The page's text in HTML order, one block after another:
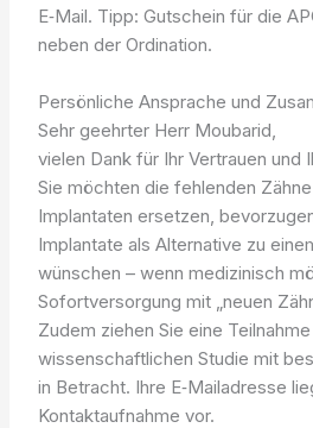
E‑Mail. Tipp: Gutschein für die
neben der Ordination.
Persönliche Ansprache und
Sehr geehrter Herr Moubarid,
vielen Dank für Ihr Vertrauen und
Sie möchten die fehlenden
Implantaten ersetzen,
Implantate als Alternative zu
wünschen – wenn medizinisch
Sofortversorgung mit „neuen
Zudem ziehen Sie eine
wissenschaftlichen Studie mit
in Betracht. Ihre E‑Mailadresse
Kontaktaufnahme vor.